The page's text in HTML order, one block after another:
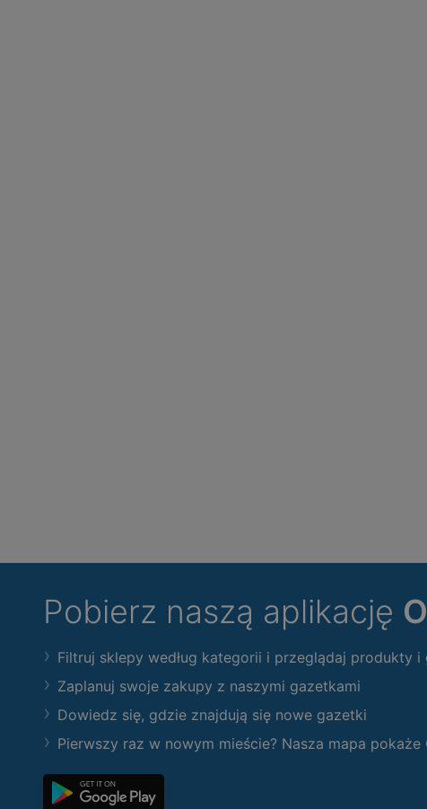
Pobierz naszą aplikację
Filtruj sklepy według kategorii i przeglądaj produkty i
Zaplanuj swoje zakupy z naszymi gazetkami
Dowiedz się, gdzie znajdują się nowe gazetki
Pierwszy raz w nowym mieście? Nasza mapa